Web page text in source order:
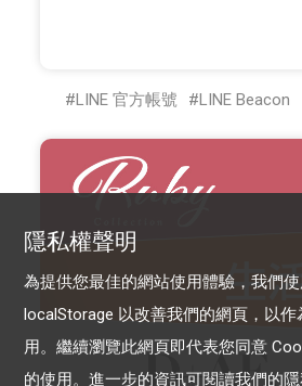
LINE 官方帳號 LINE Beacon
隱私權聲明
為提供您最佳的網站使用體驗，我們
localStorage 以改善我們的網頁，以
用。繼續瀏覽此網頁即代表您同意
的使用。進一步的資訊可閱讀我們的